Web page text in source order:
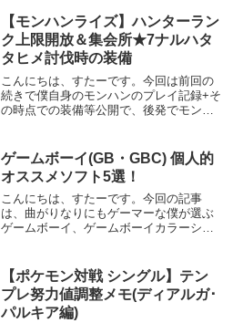
流れなので興味がある方は…どうぞ！ア
ーテル武器の必要本...
【モンハンライズ】ハンターラン
ク上限開放＆集会所★7ナルハタ
タヒメ討伐時の装備
こんにちは、すたーです。今回は前回の
続きで僕自身のモンハンのプレイ記録+そ
の時点での装備等公開で、後発でモンハ
をアピールする感じの日記的なやつで
す。★7セレクトクエスト...
ゲームボーイ(GB・GBC) 個人的
オススメソフト5選！
こんにちは、すたーです。今回の記事
は、曲がりなりにもゲーマーな僕が選ぶ
ゲームボーイ、ゲームボーイカラーシリ
ようと思います。レトロゲームを探して
る方や懐かしのゲームに触...
【ポケモン対戦 シングル】テン
プレ努力値調整メモ(ディアルガ･
パルキア編)